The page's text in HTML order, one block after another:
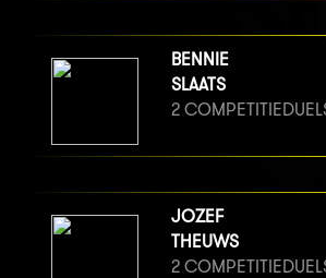
BENNIE
SLAATS
2
JOZEF
THEUWS
2